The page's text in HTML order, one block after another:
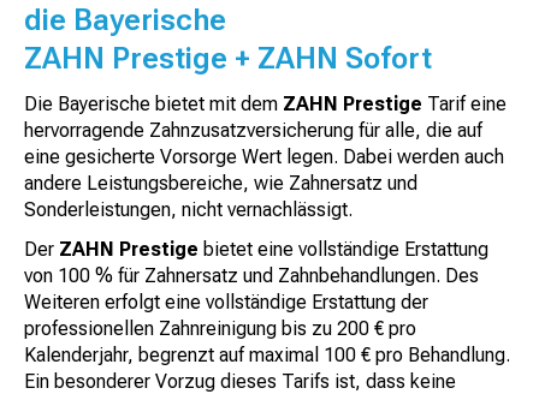
die Bayerische
ZAHN Prestige + ZAHN Sofort
Die Bayerische bietet mit dem ZAHN Prestige Tarif eine
hervorragende Zahnzusatzversicherung für alle, die auf
eine gesicherte Vorsorge Wert legen. Dabei werden auch
andere Leistungsbereiche, wie Zahnersatz und
Sonderleistungen, nicht vernachlässigt.
Der ZAHN Prestige bietet eine vollständige Erstattung
von 100 % für Zahnersatz und Zahnbehandlungen. Des
Weiteren erfolgt eine vollständige Erstattung der
professionellen Zahnreinigung bis zu 200 € pro
Kalenderjahr, begrenzt auf maximal 100 € pro Behandlung.
Ein besonderer Vorzug dieses Tarifs ist, dass keine